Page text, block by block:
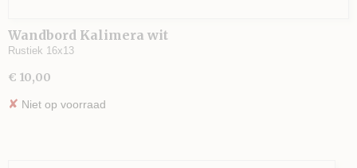
Wandbord Kalimera wit
Rustiek 16x13
€ 10,00
✘ Niet op voorraad